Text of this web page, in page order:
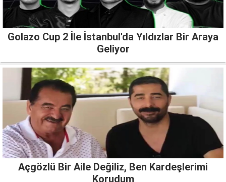
Golazo Cup 2 İle İstanbul'da Yıldızlar Bir Araya
Geliyor
Açgözlü Bir Aile Değiliz, Ben Kardeşlerimi
Korudum